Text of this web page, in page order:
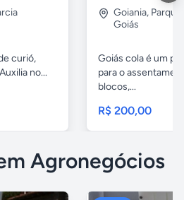
curió,
no...
Goiania,
Goiás
Goiás cola é um
para o
blocos,...
R$ 200,00
Agronegócios